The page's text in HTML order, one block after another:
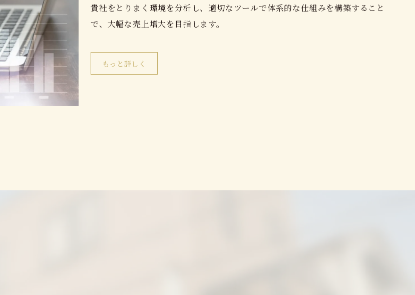
貴社をとりまく環境を分析し、適切なツールで体系的な仕組みを構築すること
で、大幅な売上増大を目指します。
もっと詳しく